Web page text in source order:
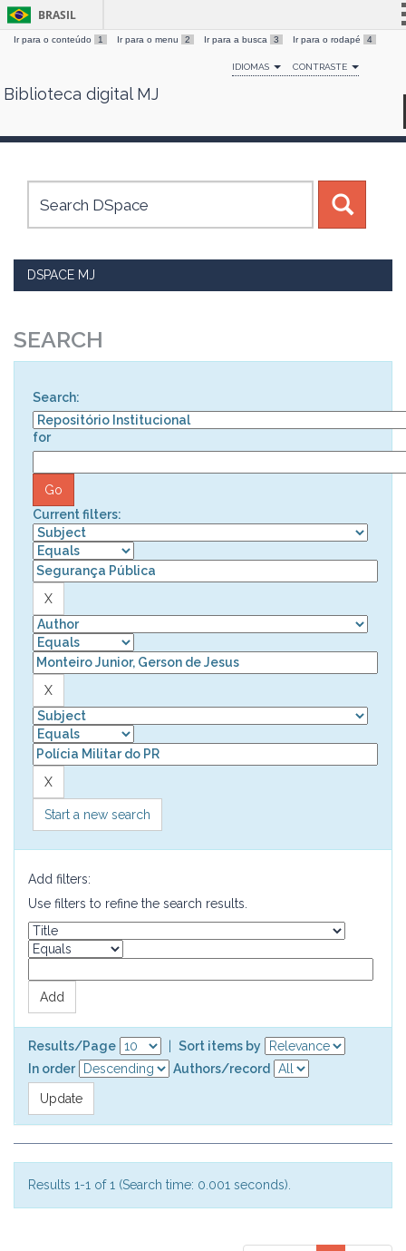
Skip
BRASIL
Simplifique!
Comunica BR
Canais
Ir para o conteúdo 1 Ir para o menu 2 Ir para a busca 3 Ir para o rodapé 4
IDIOMAS CONTRASTE
Biblioteca digital MJ
DSPACE MJ
SEARCH
Search:
for
Current filters:
Start a new search
Add filters:
Use filters to refine the search results.
Results/Page
Sort items by
In order
Authors/record
Results 1-1 of 1 (Search time: 0.001 seconds).